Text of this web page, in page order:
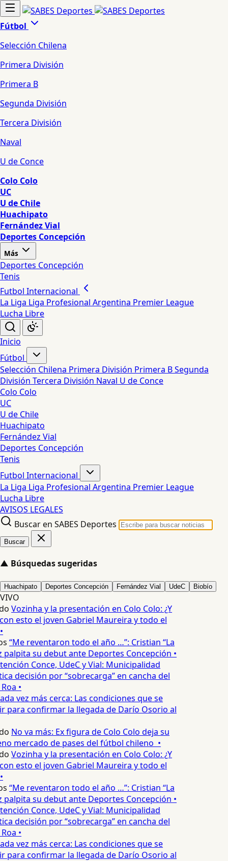
Fútbol
Selección Chilena
Primera División
Primera B
Segunda División
Tercera División
Naval
U de Conce
Colo Colo
UC
U de Chile
Huachipato
Fernández Vial
Deportes Concepción
Más
Deportes Concepción
Tenis
Futbol Internacional
La Liga Liga Profesional Argentina Premier League
Lucha Libre
Inicio
Fútbol
Selección Chilena Primera División Primera BSegunda
División Tercera División Naval U de Conce
Colo Colo
UC
U de Chile
Huachipato
Fernández Vial
Deportes Concepción
Tenis
Futbol Internacional
La Liga Liga Profesional Argentina Premier League
Lucha Libre
AVISOS LEGALES
Buscar en SABES Deportes
Buscar
▲ Búsquedas sugeridas
Huachipato Deportes Concepción Fernández Vial UdeC Biobío
VIVO
Vozinha y la presentación en Colo Colo: ¿Y
esto el joven Gabriel Maureira y todo el
“Me reventaron todo el año …”: Cristian “La
su debut ante Deportes Concepción •
Conce, UdeC y Vial: Municipalidad
decisión por “sobrecarga” en cancha del
•
vez más cerca: Las condiciones que se
para confirmar la llegada de Darío Osorio al
No va más: Ex figura de Colo Colo deja su
mercado de pases del fútbol chileno •
Vozinha y la presentación en Colo Colo: ¿Y
esto el joven Gabriel Maureira y todo el
“Me reventaron todo el año …”: Cristian “La
su debut ante Deportes Concepción •
Conce, UdeC y Vial: Municipalidad
decisión por “sobrecarga” en cancha del
•
vez más cerca: Las condiciones que se
para confirmar la llegada de Darío Osorio al